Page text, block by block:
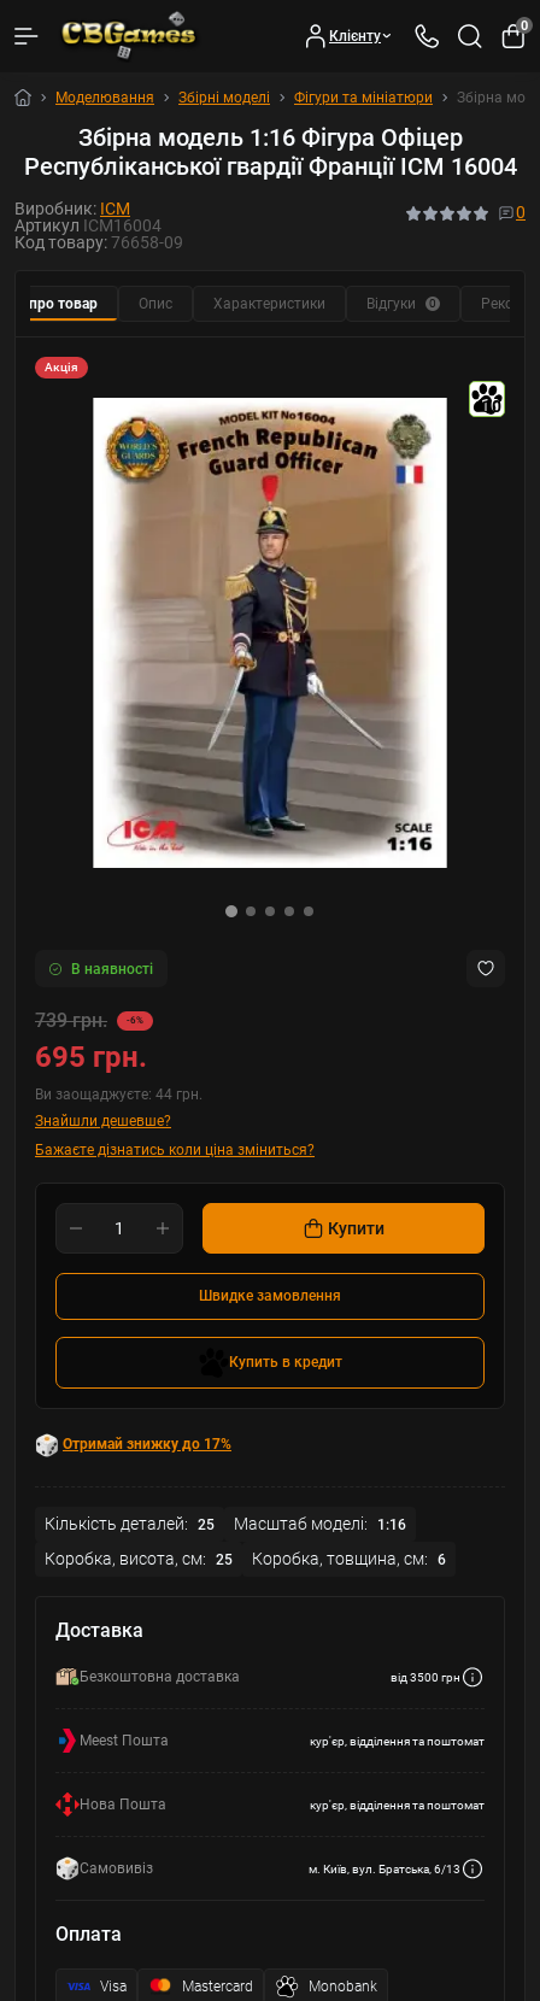
Клієнту
0
Моделювання Збірні моделі Фігури та мініатюри Збірна
Збірна модель 1:16 Фігура Офіцер
Республіканської гвардії Франції ICM 16004
Виробник: ICM
Артикул ICM16004
Код товару:76658-09
0
Все про товар Опис Характеристики Відгуки 0
Акція
10
В наявності
739 грн. -6%
695 грн.
Ви заощаджуєте: 44 грн.
Знайшли дешевше?
Бажаєте дізнатись коли ціна зміниться?
Купити
Швидке замовлення
Купить в кредит
Отримай знижку до 17%
Кількість деталей: 25 Масштаб моделі: 1:16
Коробка, висота, см: 25 Коробка, товщина, см: 6
Доставка
Безкоштовна доставка від 3500 грн
Meest Пошта кур'єр, відділення та поштомат
Нова Пошта кур'єр, відділення та поштомат
Самовивіз м. Київ, вул. Братська, 6/13
Оплата
Visa Mastercard Monobank